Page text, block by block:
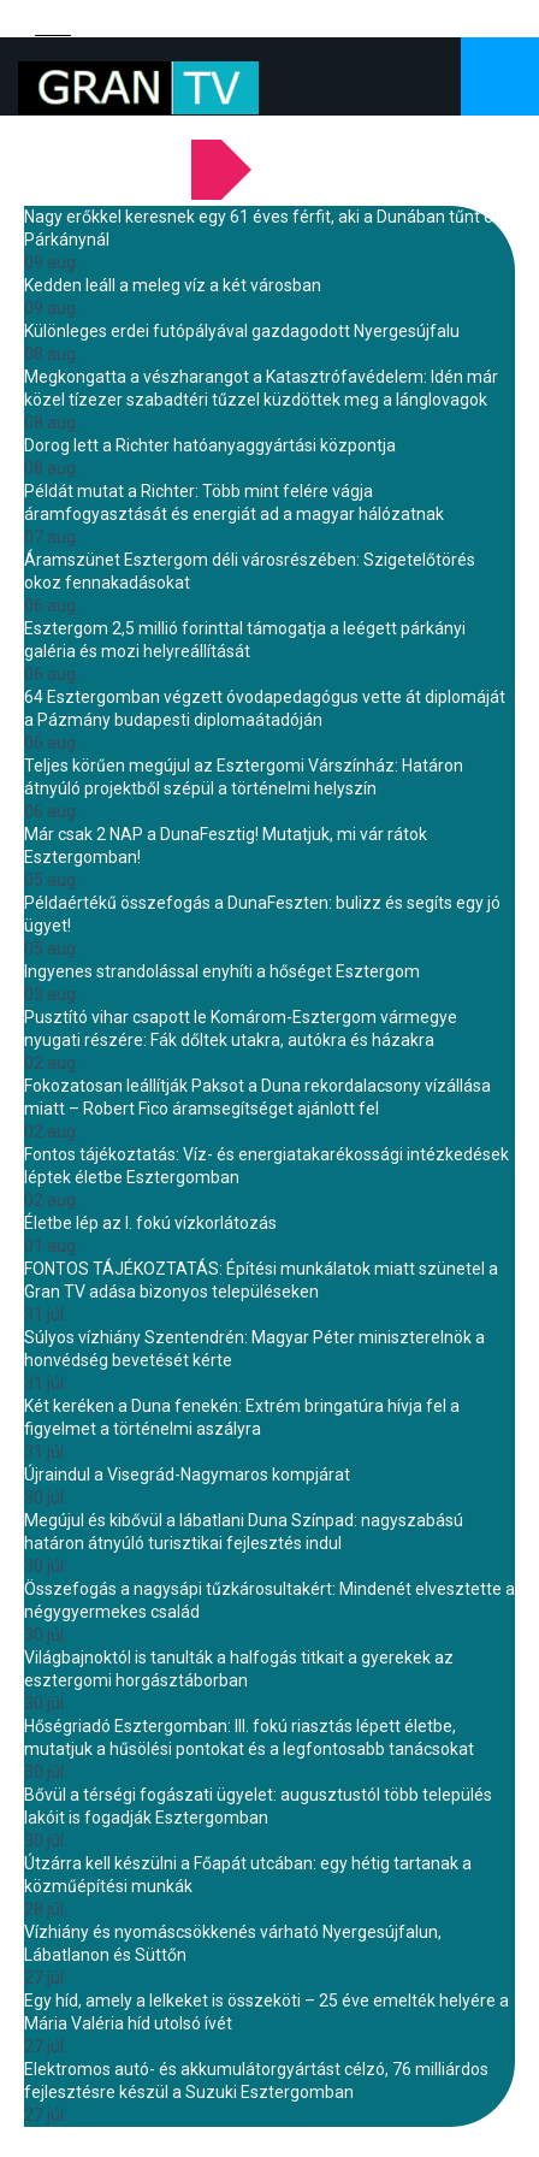
Nagy erőkkel keresnek egy 61 éves férfit, aki a Dunában tűnt el
Párkánynál
09 aug.
Kedden leáll a meleg víz a két városban
09 aug.
Különleges erdei futópályával gazdagodott Nyergesújfalu
08 aug.
Megkongatta a vészharangot a Katasztrófavédelem: Idén már
közel tízezer szabadtéri tűzzel küzdöttek meg a lánglovagok
08 aug.
Dorog lett a Richter hatóanyaggyártási központja
08 aug.
Példát mutat a Richter: Több mint felére vágja
áramfogyasztását és energiát ad a magyar hálózatnak
07 aug.
Áramszünet Esztergom déli városrészében: Szigetelőtörés
okoz fennakadásokat
06 aug.
Esztergom 2,5 millió forinttal támogatja a leégett párkányi
galéria és mozi helyreállítását
06 aug.
64 Esztergomban végzett óvodapedagógus vette át diplomáját
a Pázmány budapesti diplomaátadóján
06 aug.
Teljes körűen megújul az Esztergomi Várszínház: Határon
átnyúló projektből szépül a történelmi helyszín
06 aug.
Már csak 2 NAP a DunaFesztig! Mutatjuk, mi vár rátok
Esztergomban!
05 aug.
Példaértékű összefogás a DunaFeszten: bulizz és segíts egy jó
ügyet!
05 aug.
Ingyenes strandolással enyhíti a hőséget Esztergom
03 aug.
Pusztító vihar csapott le Komárom-Esztergom vármegye
nyugati részére: Fák dőltek utakra, autókra és házakra
02 aug.
Fokozatosan leállítják Paksot a Duna rekordalacsony vízállása
miatt – Robert Fico áramsegítséget ajánlott fel
02 aug.
Fontos tájékoztatás: Víz- és energiatakarékossági intézkedések
léptek életbe Esztergomban
02 aug.
Életbe lép az I. fokú vízkorlátozás
01 aug.
FONTOS TÁJÉKOZTATÁS: Építési munkálatok miatt szünetel a
Gran TV adása bizonyos településeken
31 júl.
Súlyos vízhiány Szentendrén: Magyar Péter miniszterelnök a
honvédség bevetését kérte
31 júl.
Két keréken a Duna fenekén: Extrém bringatúra hívja fel a
figyelmet a történelmi aszályra
31 júl.
Újraindul a Visegrád-Nagymaros kompjárat
30 júl.
Megújul és kibővül a lábatlani Duna Színpad: nagyszabású
határon átnyúló turisztikai fejlesztés indul
30 júl.
Összefogás a nagysápi tűzkárosultakért: Mindenét elvesztette a
négygyermekes család
30 júl.
Világbajnoktól is tanulták a halfogás titkait a gyerekek az
esztergomi horgásztáborban
30 júl.
Hőségriadó Esztergomban: III. fokú riasztás lépett életbe,
mutatjuk a hűsölési pontokat és a legfontosabb tanácsokat
30 júl.
Bővül a térségi fogászati ügyelet: augusztustól több település
lakóit is fogadják Esztergomban
30 júl.
Útzárra kell készülni a Főapát utcában: egy hétig tartanak a
közműépítési munkák
28 júl.
Vízhiány és nyomáscsökkenés várható Nyergesújfalun,
Lábatlanon és Süttőn
27 júl.
Egy híd, amely a lelkeket is összeköti – 25 éve emelték helyére a
Mária Valéria híd utolsó ívét
27 júl.
Elektromos autó- és akkumulátorgyártást célzó, 76 milliárdos
fejlesztésre készül a Suzuki Esztergomban
27 júl.